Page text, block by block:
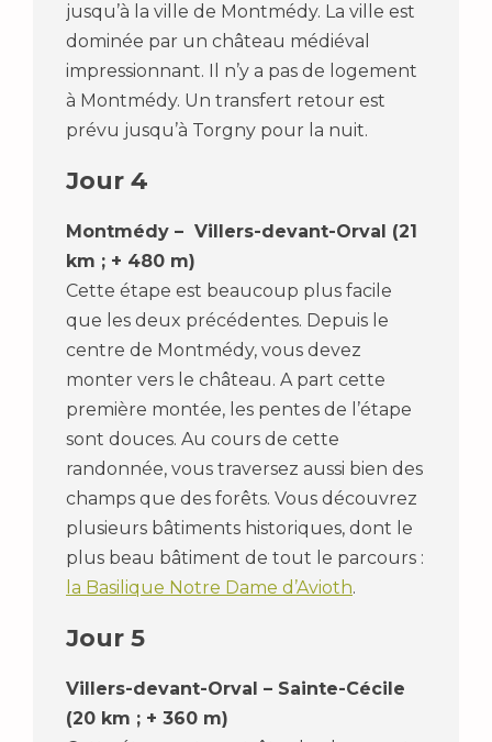
jusqu’à la ville de Montmédy. La ville est
dominée par un château médiéval
impressionnant. Il n’y a pas de logement
à Montmédy. Un transfert retour est
prévu jusqu’à Torgny pour la nuit.
Jour 4
Montmédy – Villers-devant-Orval (21
km ; + 480 m)
Cette étape est beaucoup plus facile
que les deux précédentes. Depuis le
centre de Montmédy, vous devez
monter vers le château. A part cette
première montée, les pentes de l’étape
sont douces. Au cours de cette
randonnée, vous traversez aussi bien des
champs que des forêts. Vous découvrez
plusieurs bâtiments historiques, dont le
plus beau bâtiment de tout le parcours :
la Basilique Notre Dame d’Avioth.
Jour 5
Villers-devant-Orval – Sainte-Cécile
(20 km ; + 360 m)